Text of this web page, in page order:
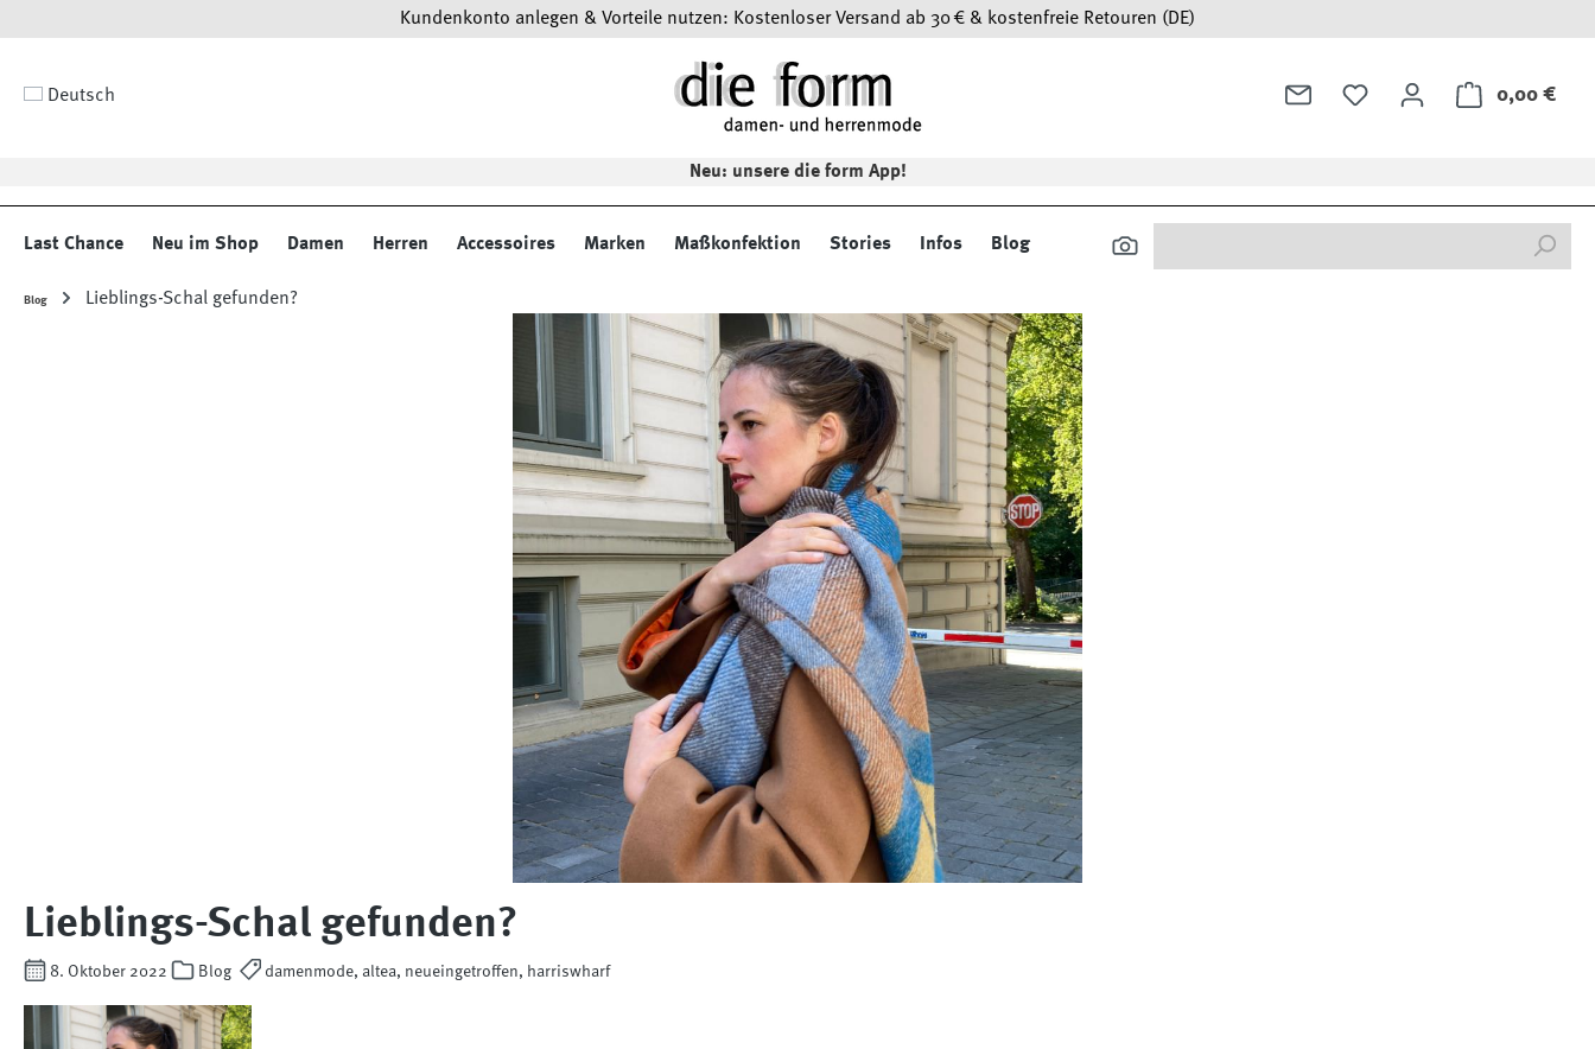
Kundenkonto anlegen & Vorteile nutzen: Kostenloser Versand ab 30 € & kostenfreie Retouren (DE)
Deutsch 0,00 €
Neu: unsere die form App!
Last Chance Neu im Shop Damen Herren Accessoires Marken Maßkonfektion Stories Infos Blog
Blog Lieblings-Schal gefunden?
Lieblings-Schal gefunden?
8. Oktober 2022 Blog damenmode, altea, neueingetroffen, harriswharf